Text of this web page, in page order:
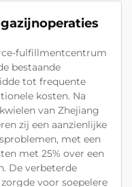
fulfillmentcentrum
bestaande
tot frequente
kosten. Na
van Zhejiang
zij een aanzienlijke
met een
met 25% over een
De verbeterde
voor soepelere